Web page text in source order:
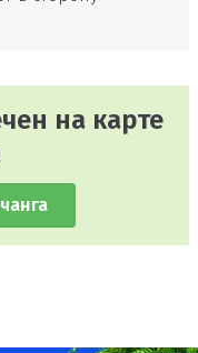
на карте